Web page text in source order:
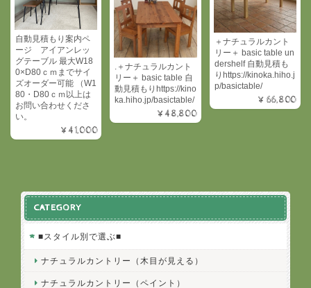
自動見積もり案内ペ
ージ アイアンレッ
グテーブル 最大W18
0×D80ｃｍまでサイ
ズオーダー可能 （W1
80・D80ｃｍ以上は
お問い合わせくださ
い。
¥41,000
.＋ナチュラルカント
リー＋ basic table 自
動見積もりhttps://kino
ka.hiho.jp/basictable/
¥48,800
＋ナチュラルカント
リー＋ basic table un
dershelf 自動見積も
りhttps://kinoka.hiho.j
p/basictable/
¥66,800
CATEGORY
■スタイル別で選ぶ■
ナチュラルカントリー（木目が見える）
ナチュラルカントリー（ペイント）